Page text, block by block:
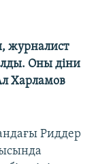
журналист
Оны діни
Харламов
Риддер